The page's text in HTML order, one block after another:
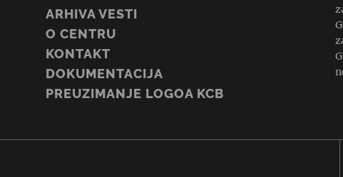
ARHIVA VESTI
O CENTRU
KONTAKT
DOKUMENTACIJA
PREUZIMANJE LOGOA KCB